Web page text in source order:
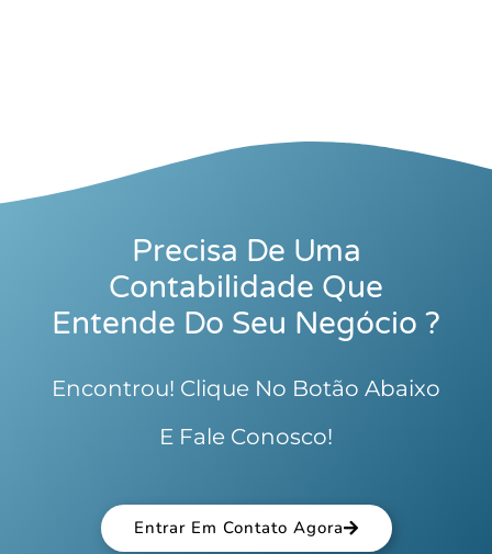
Precisa De Uma
Contabilidade Que
Entende Do Seu Negócio ?
Encontrou! Clique No Botão Abaixo
E Fale Conosco!
Entrar Em Contato Agora